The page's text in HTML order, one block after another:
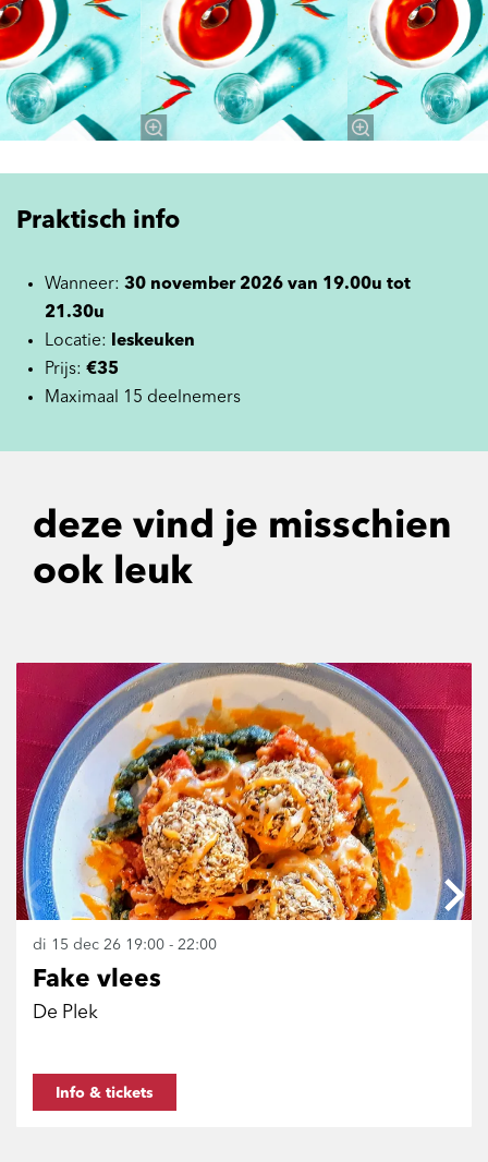
Praktisch info
Wanneer:30 november 2026 van 19.00u tot
21.30u
Locatie:
leskeuken
Prijs:€35
Maximaal 15 deelnemers
deze vind je misschien
ook leuk
Fake vlees
De Plek
di 15 dec 26 19:00 - 22:00
Info & tickets